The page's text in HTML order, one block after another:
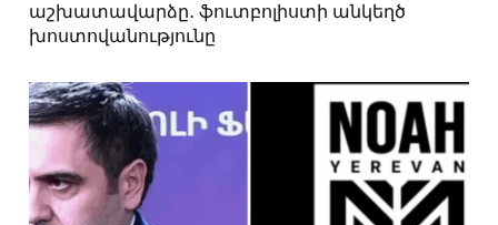
աշխատավարձը․ ֆուտբոլիստի անկեղծ
խոստովանությունը